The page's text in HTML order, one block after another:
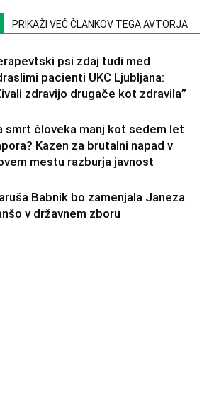
PRIKAŽI VEČ ČLANKOV TEGA AVTORJA
psi zdaj tudi med
pacienti UKC Ljubljana:
zdravijo drugače kot zdravila”
smrt človeka manj kot sedem let
Kazen za brutalni napad v
mestu razburja javnost
Babnik bo zamenjala Janeza
v državnem zboru